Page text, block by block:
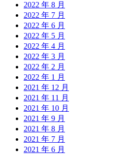
2022 年 8 月
2022 年 7 月
2022 年 6 月
2022 年 5 月
2022 年 4 月
2022 年 3 月
2022 年 2 月
2022 年 1 月
2021 年 12 月
2021 年 11 月
2021 年 10 月
2021 年 9 月
2021 年 8 月
2021 年 7 月
2021 年 6 月